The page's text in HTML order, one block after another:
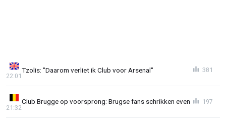
Tzolis: "Daarom verliet ik Club voor Arsenal"
22:01
381
Club Brugge op voorsprong: Brugse fans schrikken even
21:32
197